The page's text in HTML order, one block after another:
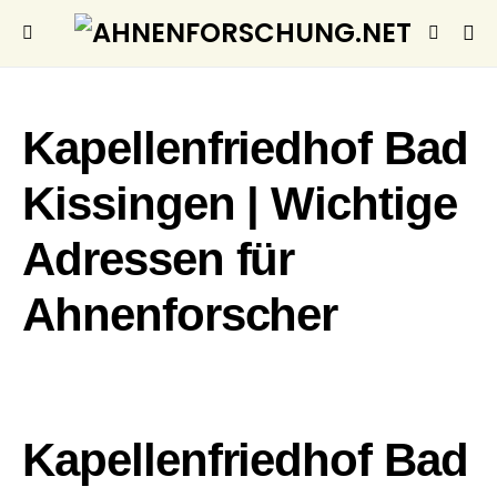
Kapellenfriedhof Bad
Kissingen | Wichtige
Adressen für
Ahnenforscher
Kapellenfriedhof Bad